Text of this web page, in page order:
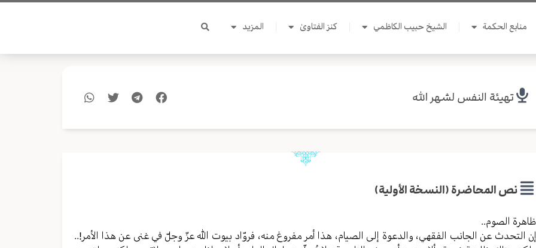
منابع الحكمة الشيخ حبيب الكاظمي كنز الفتاوىٰ المزيد
تهيئة النفس لشهر الله
نص المحاضرة (النسخة الأولية)
ظاهرة الصوم..
إن التحدث عن الجانب الفقهي، والدعوة إلى الصيام، هذا أمر مفروغ منه، فروّاد بيوت الله عزّ وجلّ في غنى عن هذا الأمر!..